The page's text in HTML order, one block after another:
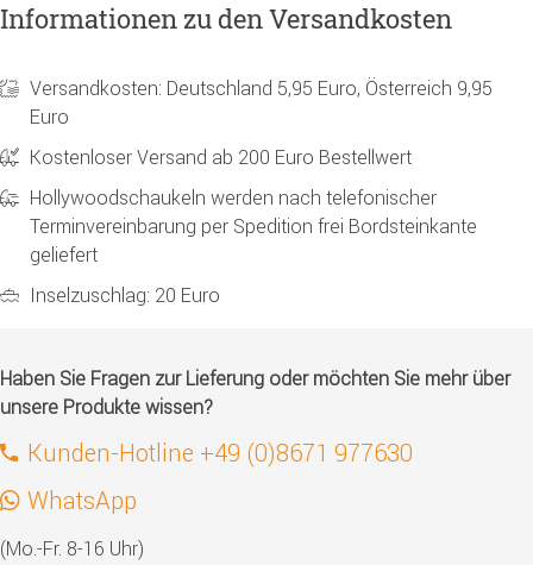
Informationen zu den Versandkosten
Versandkosten: Deutschland 5,95 Euro, Österreich 9,95
Euro
Kostenloser Versand ab 200 Euro Bestellwert
Hollywoodschaukeln werden nach telefonischer
Terminvereinbarung per Spedition frei Bordsteinkante
geliefert
Inselzuschlag: 20 Euro
Haben Sie Fragen zur Lieferung oder möchten Sie mehr über
unsere Produkte wissen?
Kunden-Hotline +49 (0)8671 977630
WhatsApp
(Mo.-Fr. 8-16 Uhr)